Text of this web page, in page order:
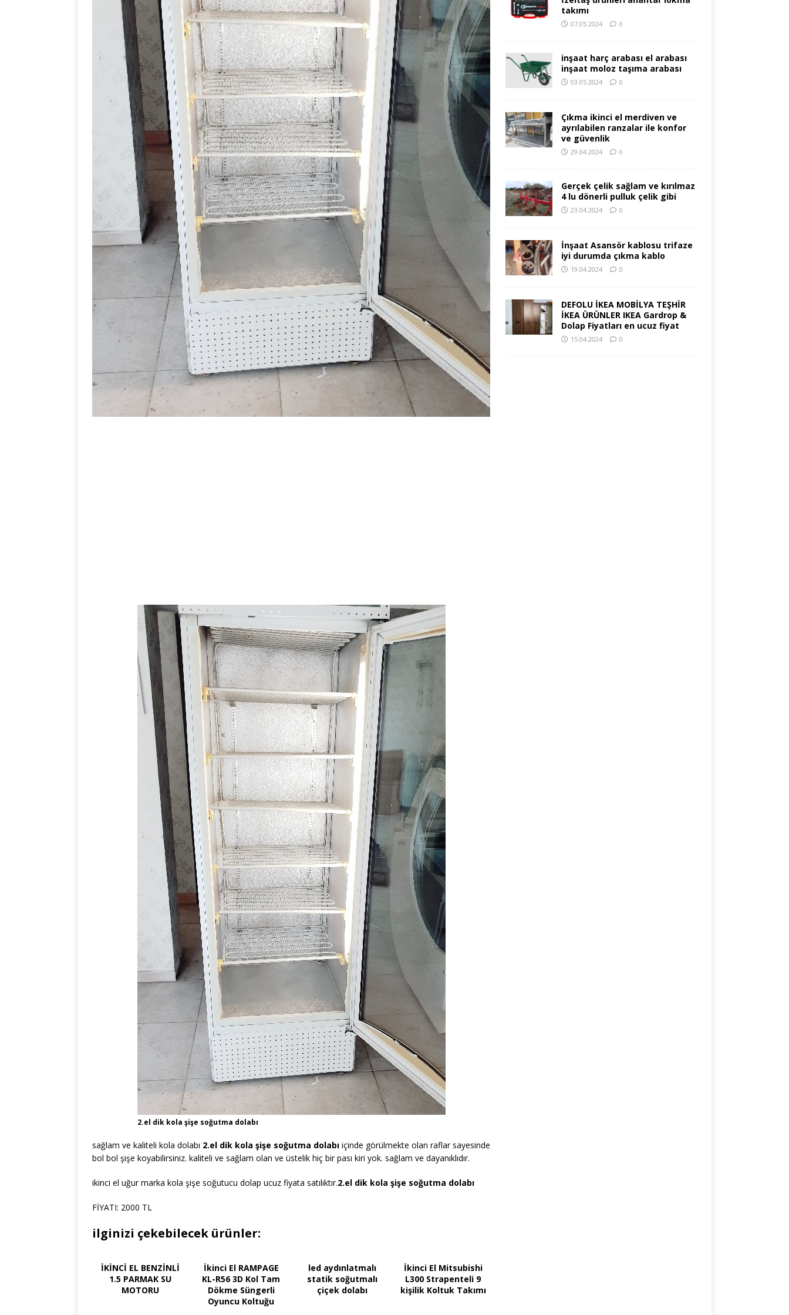
2.el dik kola şişe soğutma dolabı
sağlam ve kaliteli kola dolabı 2.el dik kola şişe soğutma dolabı içinde görülmekte olan raflar sayesinde
bol bol şişe koyabilirsiniz. kaliteli ve sağlam olan ve üstelik hiç bir pası kiri yok. sağlam ve dayanıklıdır.
ikinci el uğur marka kola şişe soğutucu dolap ucuz fiyata satılıktır.2.el dik kola şişe soğutma dolabı
FİYATI: 2000 TL
ilginizi çekebilecek ürünler:
İKİNCİ EL BENZİNLİ
1.5 PARMAK SU
MOTORU
İkinci El RAMPAGE
KL-R56 3D Kol Tam
Dökme Süngerli
Oyuncu Koltuğu
led aydınlatmalı
statik soğutmalı
çiçek dolabı
İkinci El Mitsubishi
L300 Strapenteli 9
kişilik Koltuk Takımı
takımı
07.05.2024 0
inşaat harç arabası el arabası
inşaat moloz taşıma arabası
03.05.2024 0
Çıkma ikinci el merdiven ve
ayrılabilen ranzalar ile konfor
ve güvenlik
29.04.2024 0
Gerçek çelik sağlam ve kırılmaz
4 lu dönerli pulluk çelik gibi
23.04.2024 0
İnşaat Asansör kablosu trifaze
iyi durumda çıkma kablo
19.04.2024 0
DEFOLU İKEA MOBİLYA TEŞHİR
İKEA ÜRÜNLER IKEA Gardrop &
Dolap Fiyatları en ucuz fiyat
15.04.2024 0